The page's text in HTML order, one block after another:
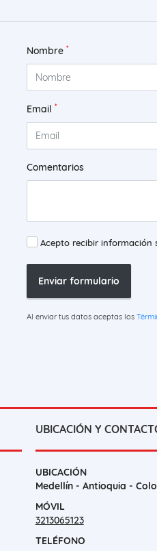
Nombre *
Email *
Comentarios
Acepto recibir información
Enviar formulario
Al enviar tus datos aceptas los
UBICACIÓN Y
UBICACIÓN
Medellín - Antioquia -
MÓVIL
3213065123
TELÉFONO